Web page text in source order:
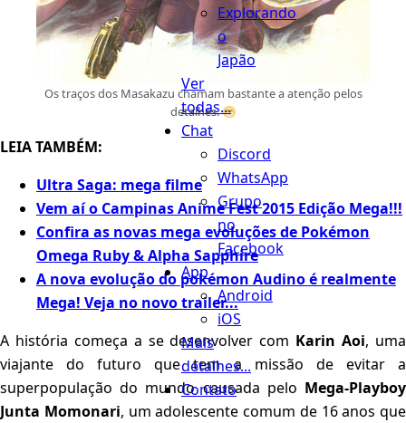
Explorando
o
Japão
Ver
todas...
Chat
Discord
WhatsApp
Grupo
no
Facebook
App
Android
iOS
Mais
detalhes...
Contato
Os traços dos Masakazu chamam bastante a atenção pelos
detalhes. 😁
LEIA TAMBÉM:
Ultra Saga: mega filme
Vem aí o Campinas Anime Fest 2015 Edição Mega!!!
Confira as novas mega evoluções de Pokémon
Omega Ruby & Alpha Sapphire
A nova evolução do pokémon Audino é realmente
Mega! Veja no novo trailer...
A história começa a se desenvolver com Karin Aoi, uma
viajante do futuro que tem a missão de evitar a
superpopulação do mundo causada pelo Mega-Playboy
Junta Momonari, um adolescente comum de 16 anos que